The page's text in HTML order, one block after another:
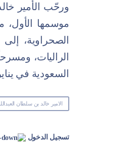
ورحّب الأمير
موسمها الأول،
الصحراوية،
السعودية في
الامير خالد بن سلطان
تسجيل الدخول